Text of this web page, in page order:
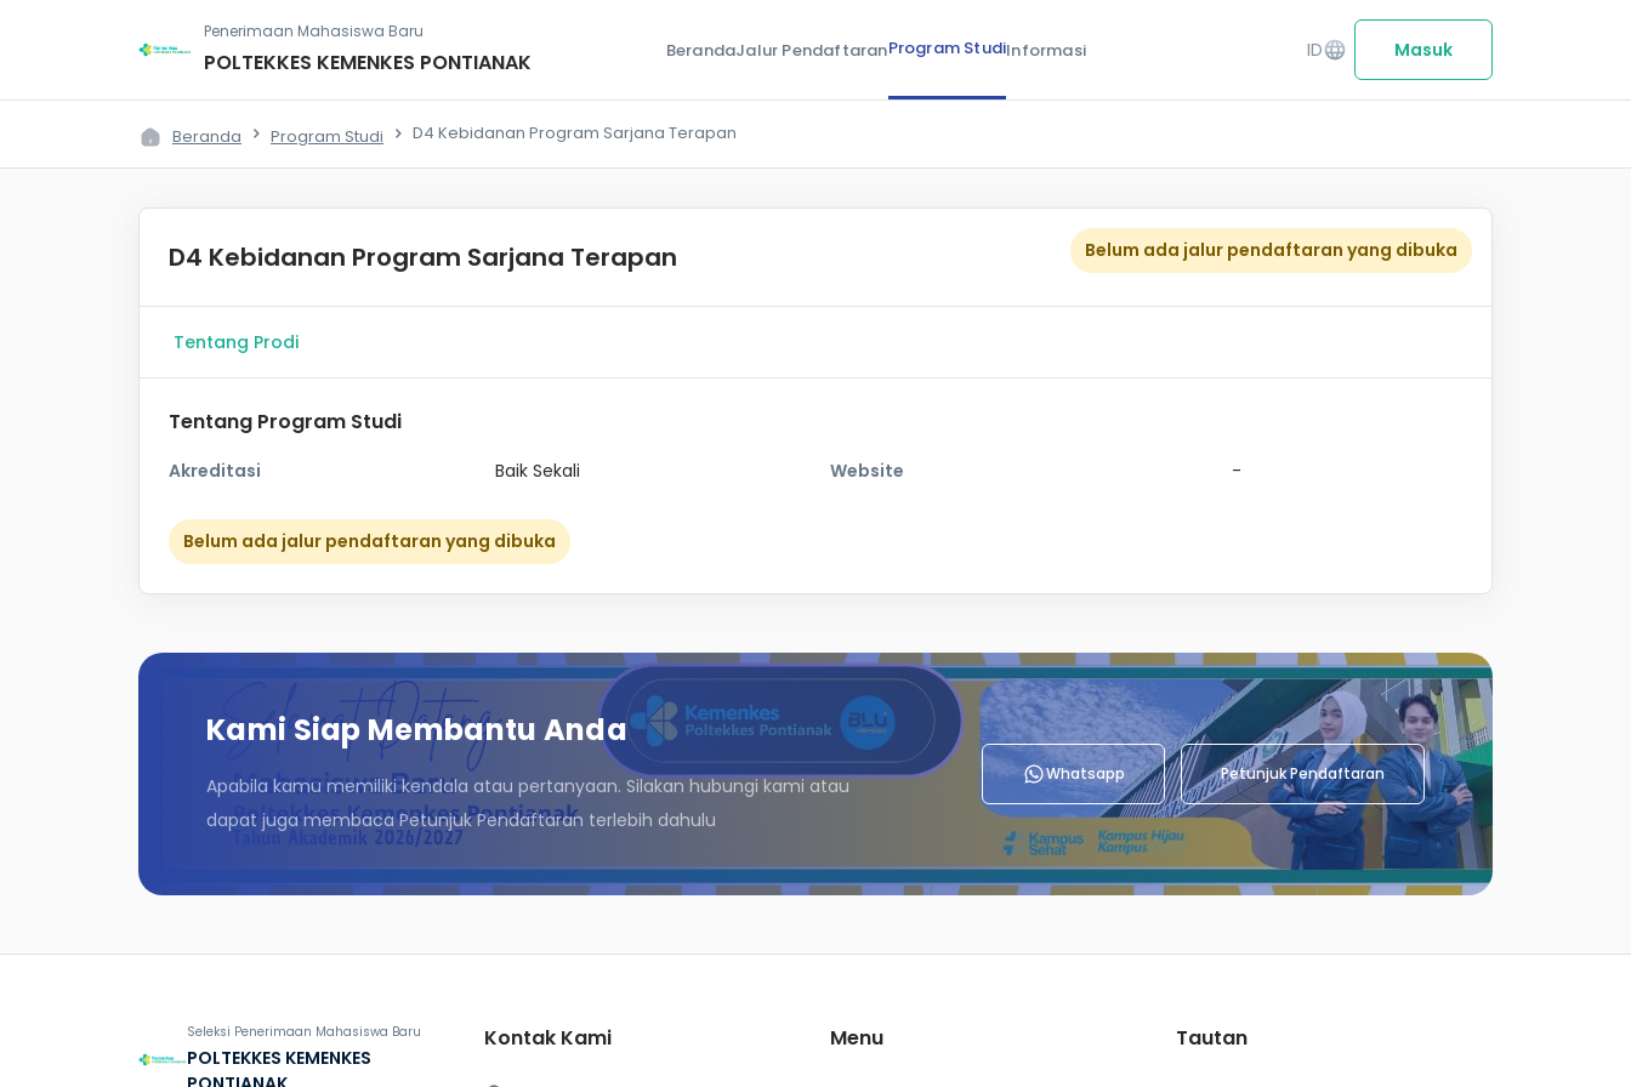
Penerimaan Mahasiswa Baru
POLTEKKES KEMENKES PONTIANAK BerandaJalur PendaftaranProgram StudiInformasi IDlanguage Masuk
Beranda Program Studi D4 Kebidanan Program Sarjana Terapan
D4 Kebidanan Program Sarjana Terapan Belum ada jalur pendaftaran yang dibuka
Tentang Prodi
Tentang Program Studi
Akreditasi Baik Sekali Website -
Belum ada jalur pendaftaran yang dibuka
Kami Siap Membantu Anda
Apabila kamu memiliki kendala atau pertanyaan. Silakan hubungi kami atau
dapat juga membaca Petunjuk Pendaftaran terlebih dahulu
Whatsapp Petunjuk Pendaftaran
Seleksi Penerimaan Mahasiswa Baru
POLTEKKES KEMENKES
Kontak Kami Menu Tautan